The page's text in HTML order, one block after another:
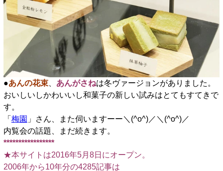
●あんの花束、 あんがさねは冬ヴァージョンがありました。
おいしいしかわいいし和菓子の新しい試みはとてもすてきで
す。
「 梅園 」さん、また伺いますーー＼(^o^)／＼(^o^)／
内覧会の話題、まだ続きます。
*****************
★本サイトは2016年5月8日にオープン。
2006年から10年分の4285記事は